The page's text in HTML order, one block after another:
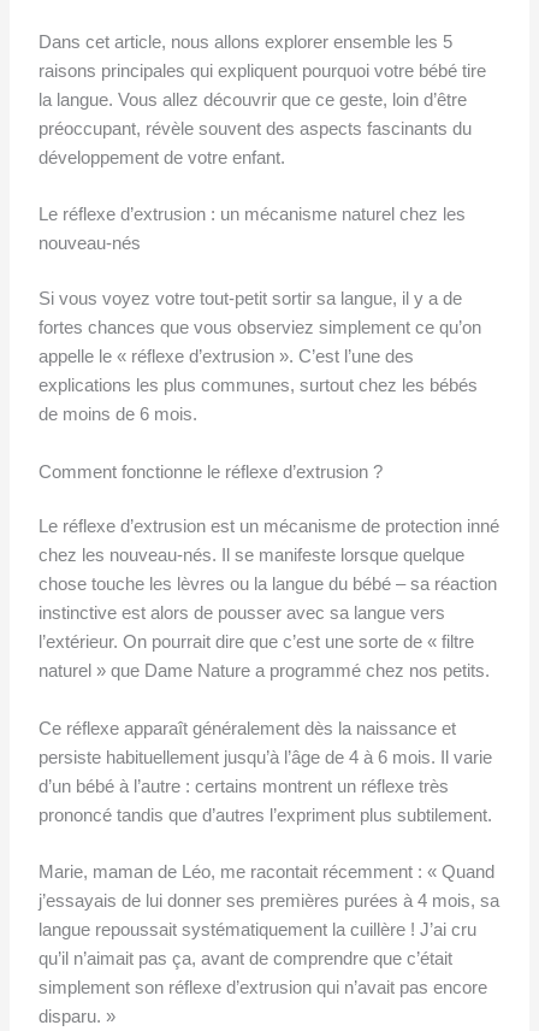
Dans cet article, nous allons explorer ensemble les 5
raisons principales qui expliquent pourquoi votre bébé tire
la langue. Vous allez découvrir que ce geste, loin d’être
préoccupant, révèle souvent des aspects fascinants du
développement de votre enfant.
Le réflexe d’extrusion : un mécanisme naturel chez les
nouveau-nés
Si vous voyez votre tout-petit sortir sa langue, il y a de
fortes chances que vous observiez simplement ce qu’on
appelle le « réflexe d’extrusion ». C’est l’une des
explications les plus communes, surtout chez les bébés
de moins de 6 mois.
Comment fonctionne le réflexe d’extrusion ?
Le réflexe d’extrusion est un mécanisme de protection inné
chez les nouveau-nés. Il se manifeste lorsque quelque
chose touche les lèvres ou la langue du bébé – sa réaction
instinctive est alors de pousser avec sa langue vers
l’extérieur. On pourrait dire que c’est une sorte de « filtre
naturel » que Dame Nature a programmé chez nos petits.
Ce réflexe apparaît généralement dès la naissance et
persiste habituellement jusqu’à l’âge de 4 à 6 mois. Il varie
d’un bébé à l’autre : certains montrent un réflexe très
prononcé tandis que d’autres l’expriment plus subtilement.
Marie, maman de Léo, me racontait récemment : « Quand
j’essayais de lui donner ses premières purées à 4 mois, sa
langue repoussait systématiquement la cuillère ! J’ai cru
qu’il n’aimait pas ça, avant de comprendre que c’était
simplement son réflexe d’extrusion qui n’avait pas encore
disparu. »